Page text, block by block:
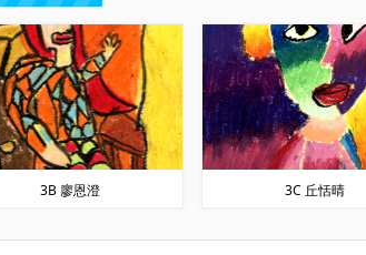
3B 廖恩澄 3C 丘恬晴